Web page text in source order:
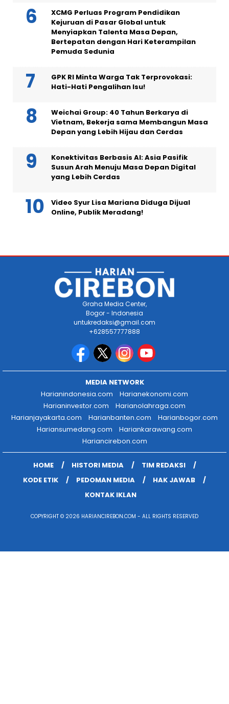
XCMG Perluas Program Pendidikan
Kejuruan di Pasar Global untuk
Menyiapkan Talenta Masa Depan,
Bertepatan dengan Hari Keterampilan
Pemuda Sedunia
GPK RI Minta Warga Tak Terprovokasi:
Hati-Hati Pengalihan Isu!
Weichai Group: 40 Tahun Berkarya di
Vietnam, Bekerja sama Membangun Masa
Depan yang Lebih Hijau dan Cerdas
Konektivitas Berbasis AI: Asia Pasifik
Susun Arah Menuju Masa Depan Digital
yang Lebih Cerdas
Video Syur Lisa Mariana Diduga Dijual
Online, Publik Meradang!
Graha Media Center,
Bogor - Indonesia
untukredaksi@gmail.com
+628557777888
MEDIA NETWORK
Harianindonesia.com
Harianekonomi.com
Harianinvestor.com
Harianolahraga.com
Harianjayakarta.com
Harianbanten.com
Harianbogor.com
Hariansumedang.com
Hariankarawang.com
Hariancirebon.com
HOME HISTORI MEDIA
TIM REDAKSI
KODE ETIK
PEDOMAN MEDIA
HAK JAWAB
KONTAK IKLAN
COPYRIGHT © 2026 HARIANCIREBON.COM - ALL RIGHTS RESERVED